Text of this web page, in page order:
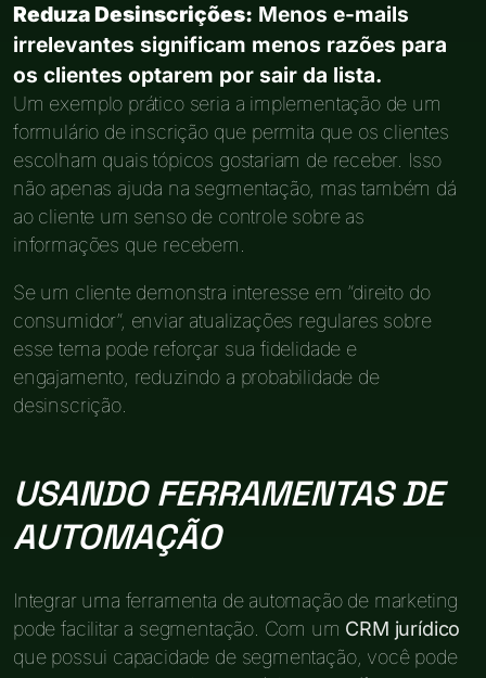
Reduza Desinscrições: Menos e-mails
irrelevantes significam menos razões para
os clientes optarem por sair da lista.
Um exemplo prático seria a implementação de um
formulário de inscrição que permita que os clientes
escolham quais tópicos gostariam de receber. Isso
não apenas ajuda na segmentação, mas também dá
ao cliente um senso de controle sobre as
informações que recebem.
Se um cliente demonstra interesse em “direito do
consumidor”, enviar atualizações regulares sobre
esse tema pode reforçar sua fidelidade e
engajamento, reduzindo a probabilidade de
desinscrição.
USANDO FERRAMENTAS DE
AUTOMAÇÃO
Integrar uma ferramenta de automação de marketing
pode facilitar a segmentação. Com um CRM jurídico
que possui capacidade de segmentação, você pode